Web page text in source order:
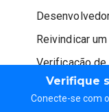
Verifique
Conecte-se com
Reivindicar
Verificação de